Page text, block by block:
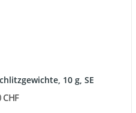
10 g, SE
CHF